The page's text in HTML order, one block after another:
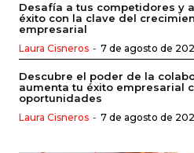
Desafía a tus competidores y
éxito con la clave del
empresarial
Laura Cisneros - 7 de agosto de
Descubre el poder de la
aumenta tu éxito empresarial
oportunidades
Laura Cisneros - 7 de agosto de